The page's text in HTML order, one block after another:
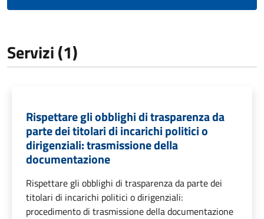
Servizi (1)
Rispettare gli obblighi di trasparenza da
parte dei titolari di incarichi politici o
dirigenziali: trasmissione della
documentazione
Rispettare gli obblighi di trasparenza da parte dei
titolari di incarichi politici o dirigenziali:
procedimento di trasmissione della documentazione